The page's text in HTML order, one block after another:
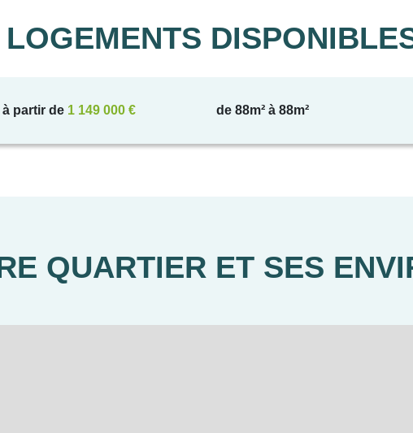
conseillers pour découvrir tous nos appartements neufs
LOGEMENTS
à partir de 1 149 000 € de 88m² à 88m²
QUARTIER ET SES